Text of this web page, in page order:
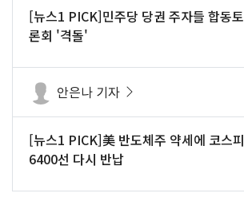
[뉴스1 PICK]민주당 당권 주자들 합동토
론회 '격돌'
안은나 기자
[뉴스1 PICK]美 반도체주 약세에 코스피
6400선 다시 반납